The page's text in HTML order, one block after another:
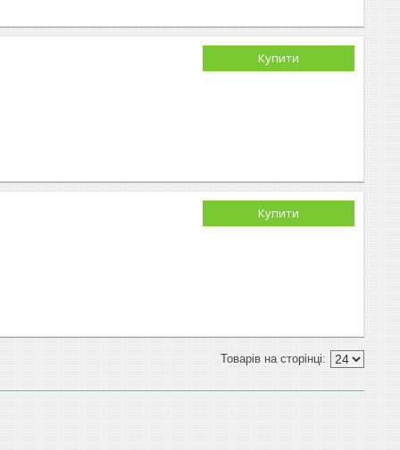
Купити
Купити